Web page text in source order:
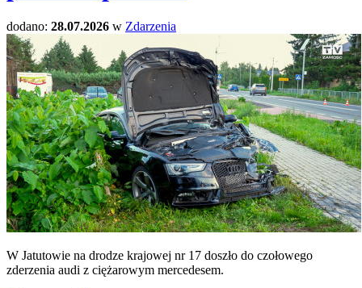
dodano: 28.07.2026 w Zdarzenia
W Jatutowie na drodze krajowej nr 17 doszło do czołowego
zderzenia audi z ciężarowym mercedesem.